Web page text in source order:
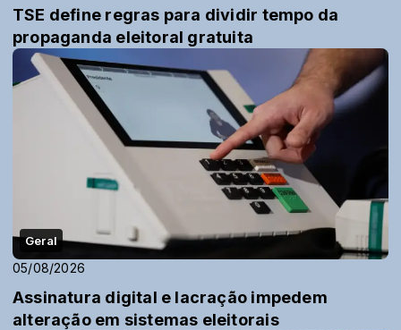
TSE define regras para dividir tempo da
propaganda eleitoral gratuita
Geral
05/08/2026
Assinatura digital e lacração impedem
alteração em sistemas eleitorais